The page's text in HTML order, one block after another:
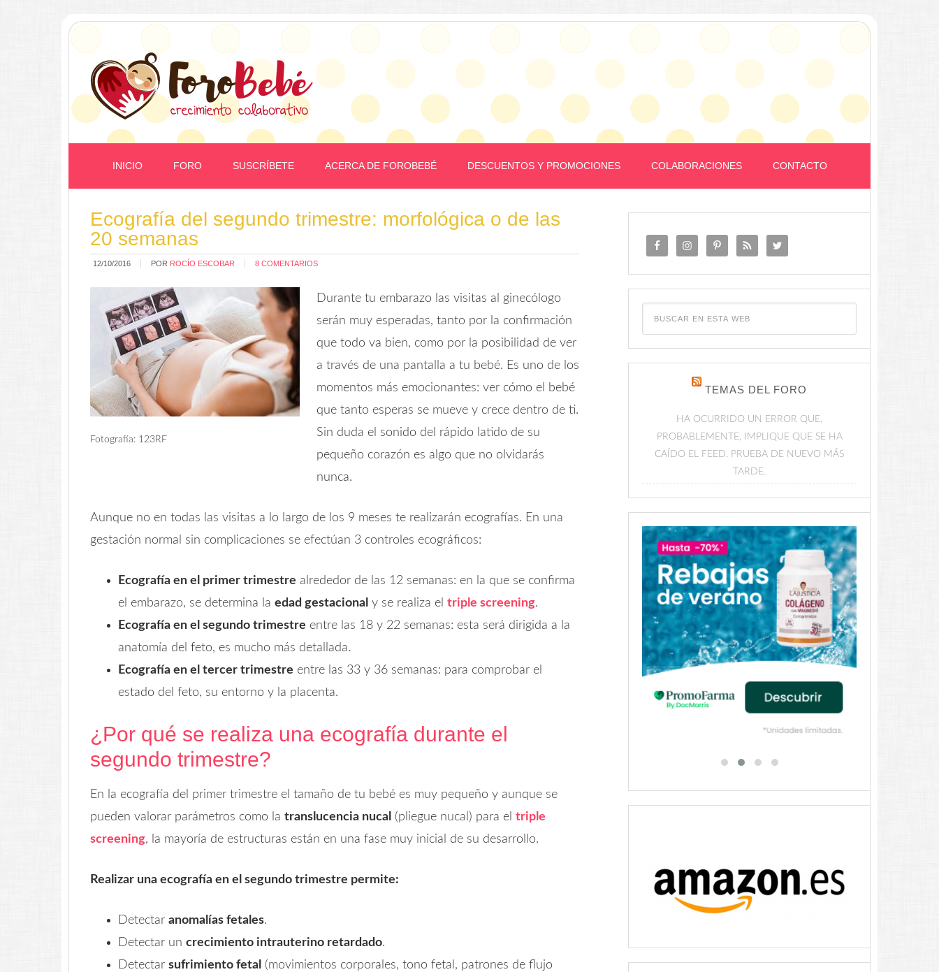
INICIO FORO SUSCRÍBETE ACERCA DE FOROBEBÉ DESCUENTOS Y PROMOCIONES COLABORACIONES CONTACTO
Ecografía del segundo trimestre: morfológica o de las
20 semanas
12/10/2016 POR ROCÍO ESCOBAR 8 COMENTARIOS
Fotografía: 123RF
Durante tu embarazo las visitas al ginecólogo
serán muy esperadas, tanto por la confirmación
que todo va bien, como por la posibilidad de ver
a través de una pantalla a tu bebé. Es uno de los
momentos más emocionantes: ver cómo el bebé
que tanto esperas se mueve y crece dentro de ti.
Sin duda el sonido del rápido latido de su
pequeño corazón es algo que no olvidarás
nunca.
Aunque no en todas las visitas a lo largo de los 9 meses te realizarán ecografías. En una
gestación normal sin complicaciones se efectúan 3 controles ecográficos:
Ecografía en el primer trimestre alrededor de las 12 semanas: en la que se confirma
el embarazo, se determina la edad gestacional y se realiza el triple screening.
Ecografía en el segundo trimestre entre las 18 y 22 semanas: esta será dirigida a la
anatomía del feto, es mucho más detallada.
Ecografía en el tercer trimestre entre las 33 y 36 semanas: para comprobar el
estado del feto, su entorno y la placenta.
¿Por qué se realiza una ecografía durante el
segundo trimestre?
En la ecografía del primer trimestre el tamaño de tu bebé es muy pequeño y aunque se
pueden valorar parámetros como la translucencia nucal (pliegue nucal) para el triple
screening, la mayoría de estructuras están en una fase muy inicial de su desarrollo.
Realizar una ecografía en el segundo trimestre permite:
Detectar anomalías fetales.
Detectar un crecimiento intrauterino retardado.
Detectar sufrimiento fetal (movimientos corporales, tono fetal, patrones de flujo
TEMAS DEL FORO
HA OCURRIDO UN ERROR QUE,
PROBABLEMENTE, IMPLIQUE QUE SE HA
CAÍDO EL FEED. PRUEBA DE NUEVO MÁS
TARDE.